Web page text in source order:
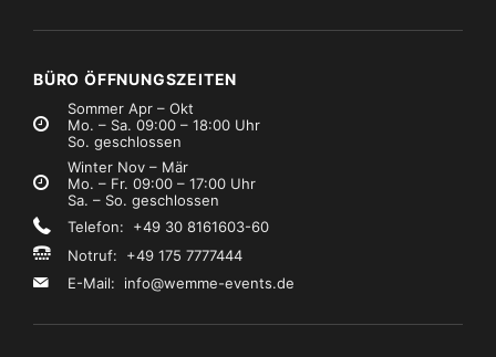
BÜRO ÖFFNUNGSZEITEN
Sommer Apr – Okt
Mo. – Sa. 09:00 – 18:00 Uhr
So. geschlossen
Winter Nov – Mär
Mo. – Fr. 09:00 – 17:00 Uhr
Sa. – So. geschlossen
Telefon: +49 30 8161603-60
Notruf: +49 175 7777444
E-Mail: info@wemme-events.de